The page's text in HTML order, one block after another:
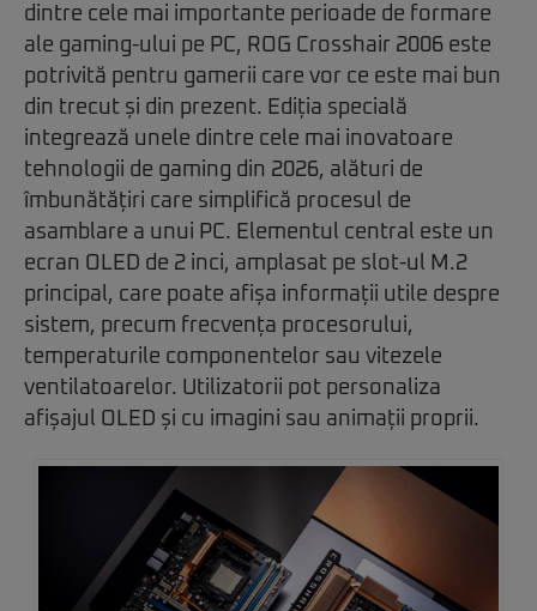
dintre cele mai importante perioade de formare
ale gaming-ului pe PC, ROG Crosshair 2006 este
potrivită pentru gamerii care vor ce este mai bun
din trecut și din prezent. Ediția specială
integrează unele dintre cele mai inovatoare
tehnologii de gaming din 2026, alături de
îmbunătățiri care simplifică procesul de
asamblare a unui PC. Elementul central este un
ecran OLED de 2 inci, amplasat pe slot-ul M.2
principal, care poate afișa informații utile despre
sistem, precum frecvența procesorului,
temperaturile componentelor sau vitezele
ventilatoarelor. Utilizatorii pot personaliza
afișajul OLED și cu imagini sau animații proprii.